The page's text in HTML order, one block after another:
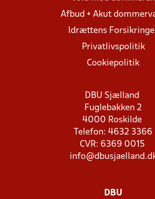
Afbud + Akut
Idrættens
Privatlivspolitik
Cookiepolitik
DBU Sjælland
Fuglebakken 2
4000 Roskilde
Telefon: 4632 3366
CVR: 6369 0015
DBU